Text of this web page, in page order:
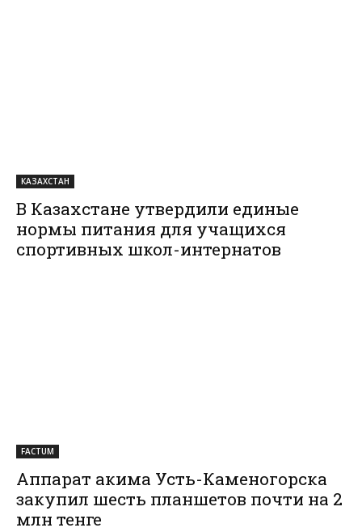
КАЗАХСТАН
В Казахстане утвердили единые
нормы питания для учащихся
спортивных школ-интернатов
FACTUM
Аппарат акима Усть-Каменогорска
закупил шесть планшетов почти на 2
млн тенге